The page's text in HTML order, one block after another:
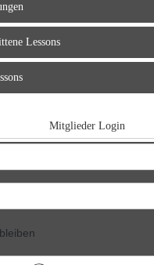
Lessons
Mitglieder Login